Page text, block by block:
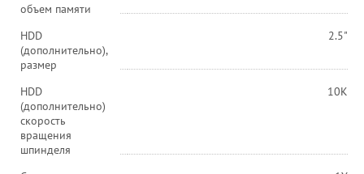
объем памяти
HDD
(дополнительно),
размер
2.5"
HDD
(дополнительно)
скорость
вращения
шпинделя
10K